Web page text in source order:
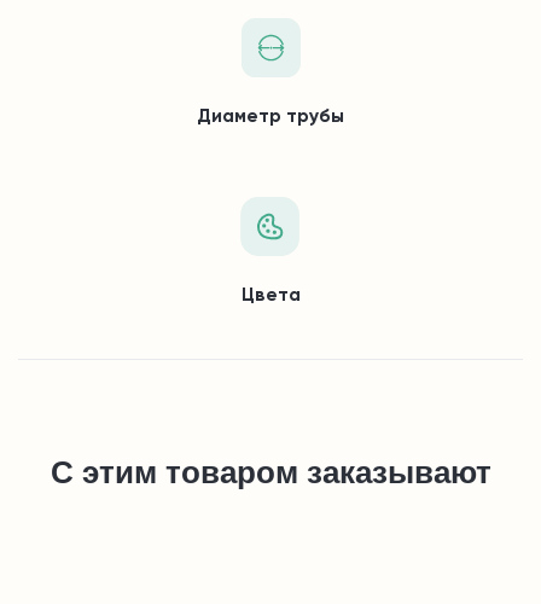
Диаметр трубы
Цвета
С этим товаром заказывают